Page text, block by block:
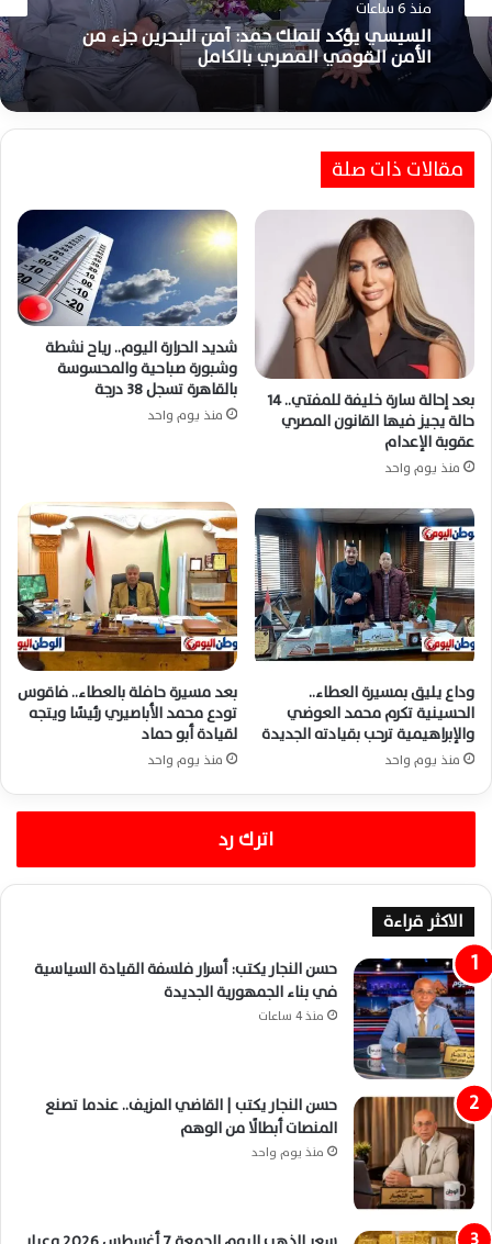
منذ 6 ساعات
السيسي يؤكد للملك حمد: أمن البحرين جزء من
الأمن القومي المصري بالكامل
مقالات ذات صلة
بعد إحالة سارة خليفة للمفتي.. 14
حالة يجيز فيها القانون المصري
عقوبة الإعدام
منذ يوم واحد
شديد الحرارة اليوم.. رياح نشطة
وشبورة صباحية والمحسوسة
بالقاهرة تسجل 38 درجة
منذ يوم واحد
وداع يليق بمسيرة العطاء..
الحسينية تكرم محمد العوضي
والإبراهيمية ترحب بقيادته الجديدة
منذ يوم واحد
بعد مسيرة حافلة بالعطاء.. فاقوس
تودع محمد الأباصيري رئيسًا ويتجه
لقيادة أبو حماد
منذ يوم واحد
اترك رد
الاكثر قراءة
حسن النجار يكتب: أسرار فلسفة القيادة السياسية
في بناء الجمهورية الجديدة
منذ 4 ساعات
حسن النجار يكتب | القاضي المزيف.. عندما تصنع
المنصات أبطالًا من الوهم
منذ يوم واحد